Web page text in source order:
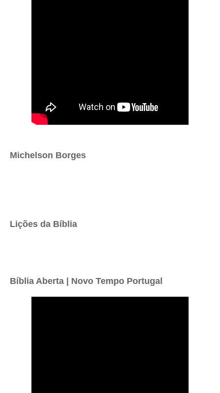
Michelson Borges
Lições da Bíblia
Bíblia Aberta | Novo Tempo Portugal